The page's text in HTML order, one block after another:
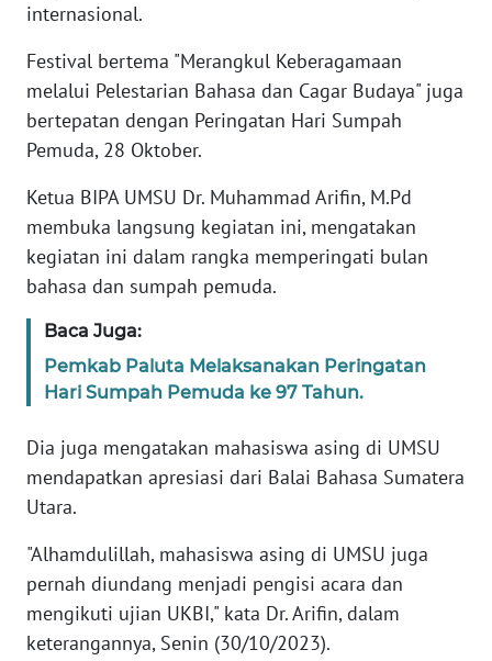
internasional.
Festival bertema "Merangkul Keberagamaan
melalui Pelestarian Bahasa dan Cagar Budaya" juga
bertepatan dengan Peringatan Hari Sumpah
Pemuda, 28 Oktober.
Ketua BIPA UMSU Dr. Muhammad Arifin, M.Pd
membuka langsung kegiatan ini, mengatakan
kegiatan ini dalam rangka memperingati bulan
bahasa dan sumpah pemuda.
Baca Juga:
Pemkab Paluta Melaksanakan Peringatan
Hari Sumpah Pemuda ke 97 Tahun.
Dia juga mengatakan mahasiswa asing di UMSU
mendapatkan apresiasi dari Balai Bahasa Sumatera
Utara.
"Alhamdulillah, mahasiswa asing di UMSU juga
pernah diundang menjadi pengisi acara dan
mengikuti ujian UKBI," kata Dr. Arifin, dalam
keterangannya, Senin (30/10/2023).
REDAKSI
KARIR
DISCLAIMER
Wahana
News
Regional
WN
WN
JAKARTA
WN
JABAR
BANTEN
WN
NTT